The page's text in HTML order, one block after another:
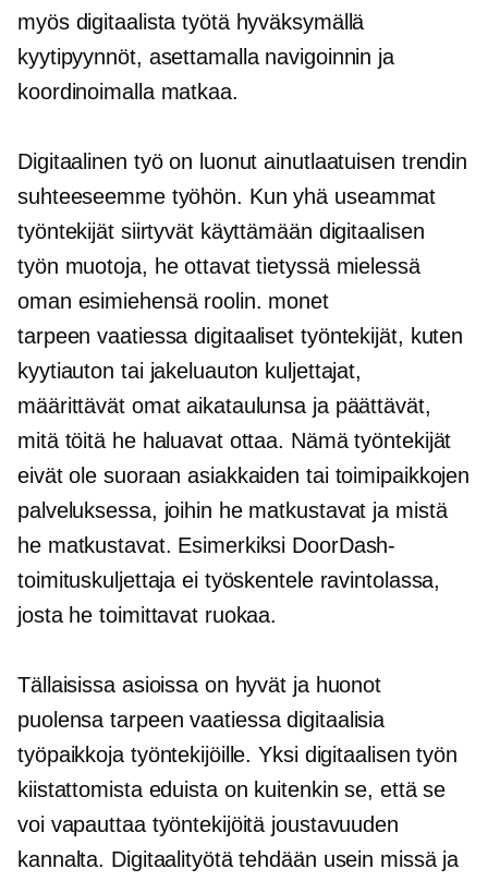
myös digitaalista työtä hyväksymällä
kyytipyynnöt, asettamalla navigoinnin ja
koordinoimalla matkaa.
Digitaalinen työ on luonut ainutlaatuisen trendin
suhteeseemme työhön. Kun yhä useammat
työntekijät siirtyvät käyttämään digitaalisen
työn muotoja, he ottavat tietyssä mielessä
oman esimiehensä roolin. monet
tarpeen vaatiessa digitaaliset työntekijät, kuten
kyytiauton tai jakeluauton kuljettajat,
määrittävät omat aikataulunsa ja päättävät,
mitä töitä he haluavat ottaa. Nämä työntekijät
eivät ole suoraan asiakkaiden tai toimipaikkojen
palveluksessa, joihin he matkustavat ja mistä
he matkustavat. Esimerkiksi DoorDash-
toimituskuljettaja ei työskentele ravintolassa,
josta he toimittavat ruokaa.
Tällaisissa asioissa on hyvät ja huonot
puolensatarpeen vaatiessadigitaalisia
työpaikkoja työntekijöille. Yksi digitaalisen työn
kiistattomista eduista on kuitenkin se, että se
voi vapauttaa työntekijöitä joustavuuden
kannalta. Digitaalityötä tehdään usein missä ja